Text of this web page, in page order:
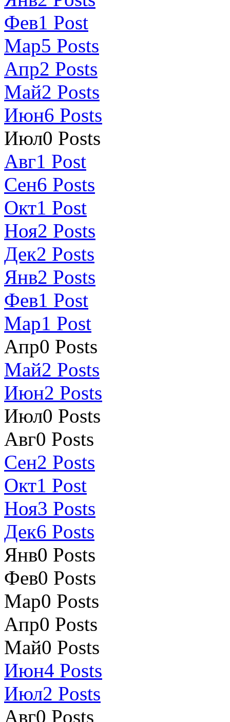
Фев1 Post
Мар5 Posts
Апр2 Posts
Май2 Posts
Июн6 Posts
Июл0 Posts
Авг1 Post
Сен6 Posts
Окт1 Post
Ноя2 Posts
Дек2 Posts
Янв2 Posts
Фев1 Post
Мар1 Post
Апр0 Posts
Май2 Posts
Июн2 Posts
Июл0 Posts
Авг0 Posts
Сен2 Posts
Окт1 Post
Ноя3 Posts
Дек6 Posts
Янв0 Posts
Фев0 Posts
Мар0 Posts
Апр0 Posts
Май0 Posts
Июн4 Posts
Июл2 Posts
Авг0 Posts